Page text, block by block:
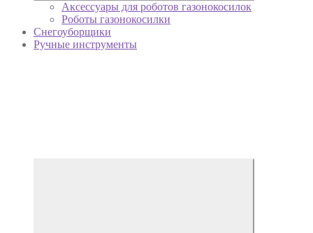
Аксессуары для роботов газонокосилок
Роботы газонокосилки
Снегоуборщики
Ручные инструменты